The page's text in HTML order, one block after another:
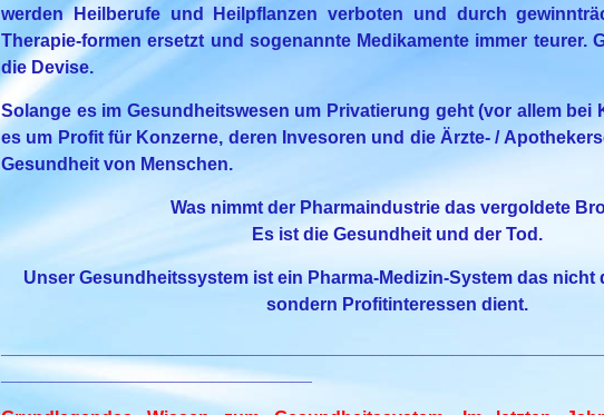
werden Heilberufe und Heilpflanzen verboten und durch
Therapie-formen ersetzt und sogenannte Medikamente immer teurer.
die Devise.
Solange es im Gesundheitswesen um Privatierung geht (vor allem bei
es um Profit für Konzerne, deren Invesoren und die Ärzte- /
Gesundheit von Menschen.
Was nimmt der Pharmaindustrie das vergoldete
Es ist die Gesundheit und der Tod.
Unser Gesundheitssystem ist ein Pharma-Medizin-System das
sondern Profitinteressen dient.
_______________________________